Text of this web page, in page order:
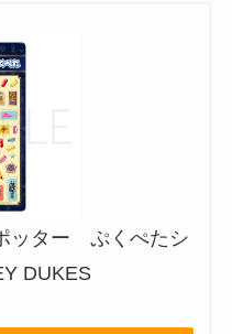
ッター ぷくぺたシ
DUKES